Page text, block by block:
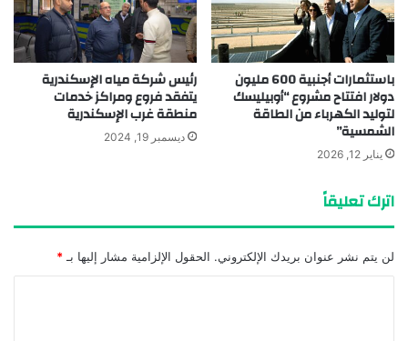
باستثمارات أجنبية 600 مليون
دولار افتتاح مشروع “أوبيليسك
لتوليد الكهرباء من الطاقة
الشمسية”
يناير 12, 2026
رئيس شركة مياه الإسكندرية
يتفقد فروع ومراكز خدمات
منطقة غرب الإسكندرية
ديسمبر 19, 2024
اترك تعليقاً
لن يتم نشر عنوان بريدك الإلكتروني. الحقول الإلزامية مشار إليها بـ *